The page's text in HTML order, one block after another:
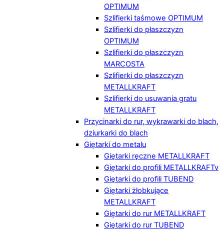
OPTIMUM
Szlifierki taśmowe OPTIMUM
Szlifierki do płaszczyzn
OPTIMUM
Szlifierki do płaszczyzn
MARCOSTA
Szlifierki do płaszczyzn
METALLKRAFT
Szlifierki do usuwania gratu
METALLKRAFT
Przycinarki do rur, wykrawarki do blach,
dziurkarki do blach
Giętarki do metalu
Giętarki ręczne METALLKRAFT
Giętarki do profili METALLKRAFTv
Giętarki do profili TUBEND
Giętarki żłobkujące
METALLKRAFT
Giętarki do rur METALLKRAFT
Giętarki do rur TUBEND